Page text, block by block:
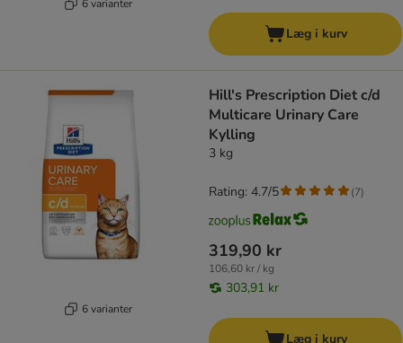
6 varianter
Læg i kurv
6 varianter
Hill's Prescription Diet c/d
Multicare Urinary Care
Kylling
3 kg
319,90 kr
106,60 kr / kg
303,91 kr
Rating: 4.7/5 (7)
Læg i kurv